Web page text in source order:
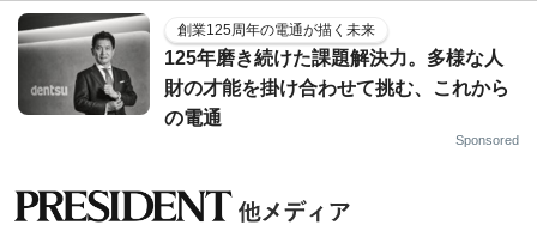
創業125周年の電通が描く未来
125年磨き続けた課題解決力。多様な人
財の才能を掛け合わせて挑む、これから
の電通
Sponsored